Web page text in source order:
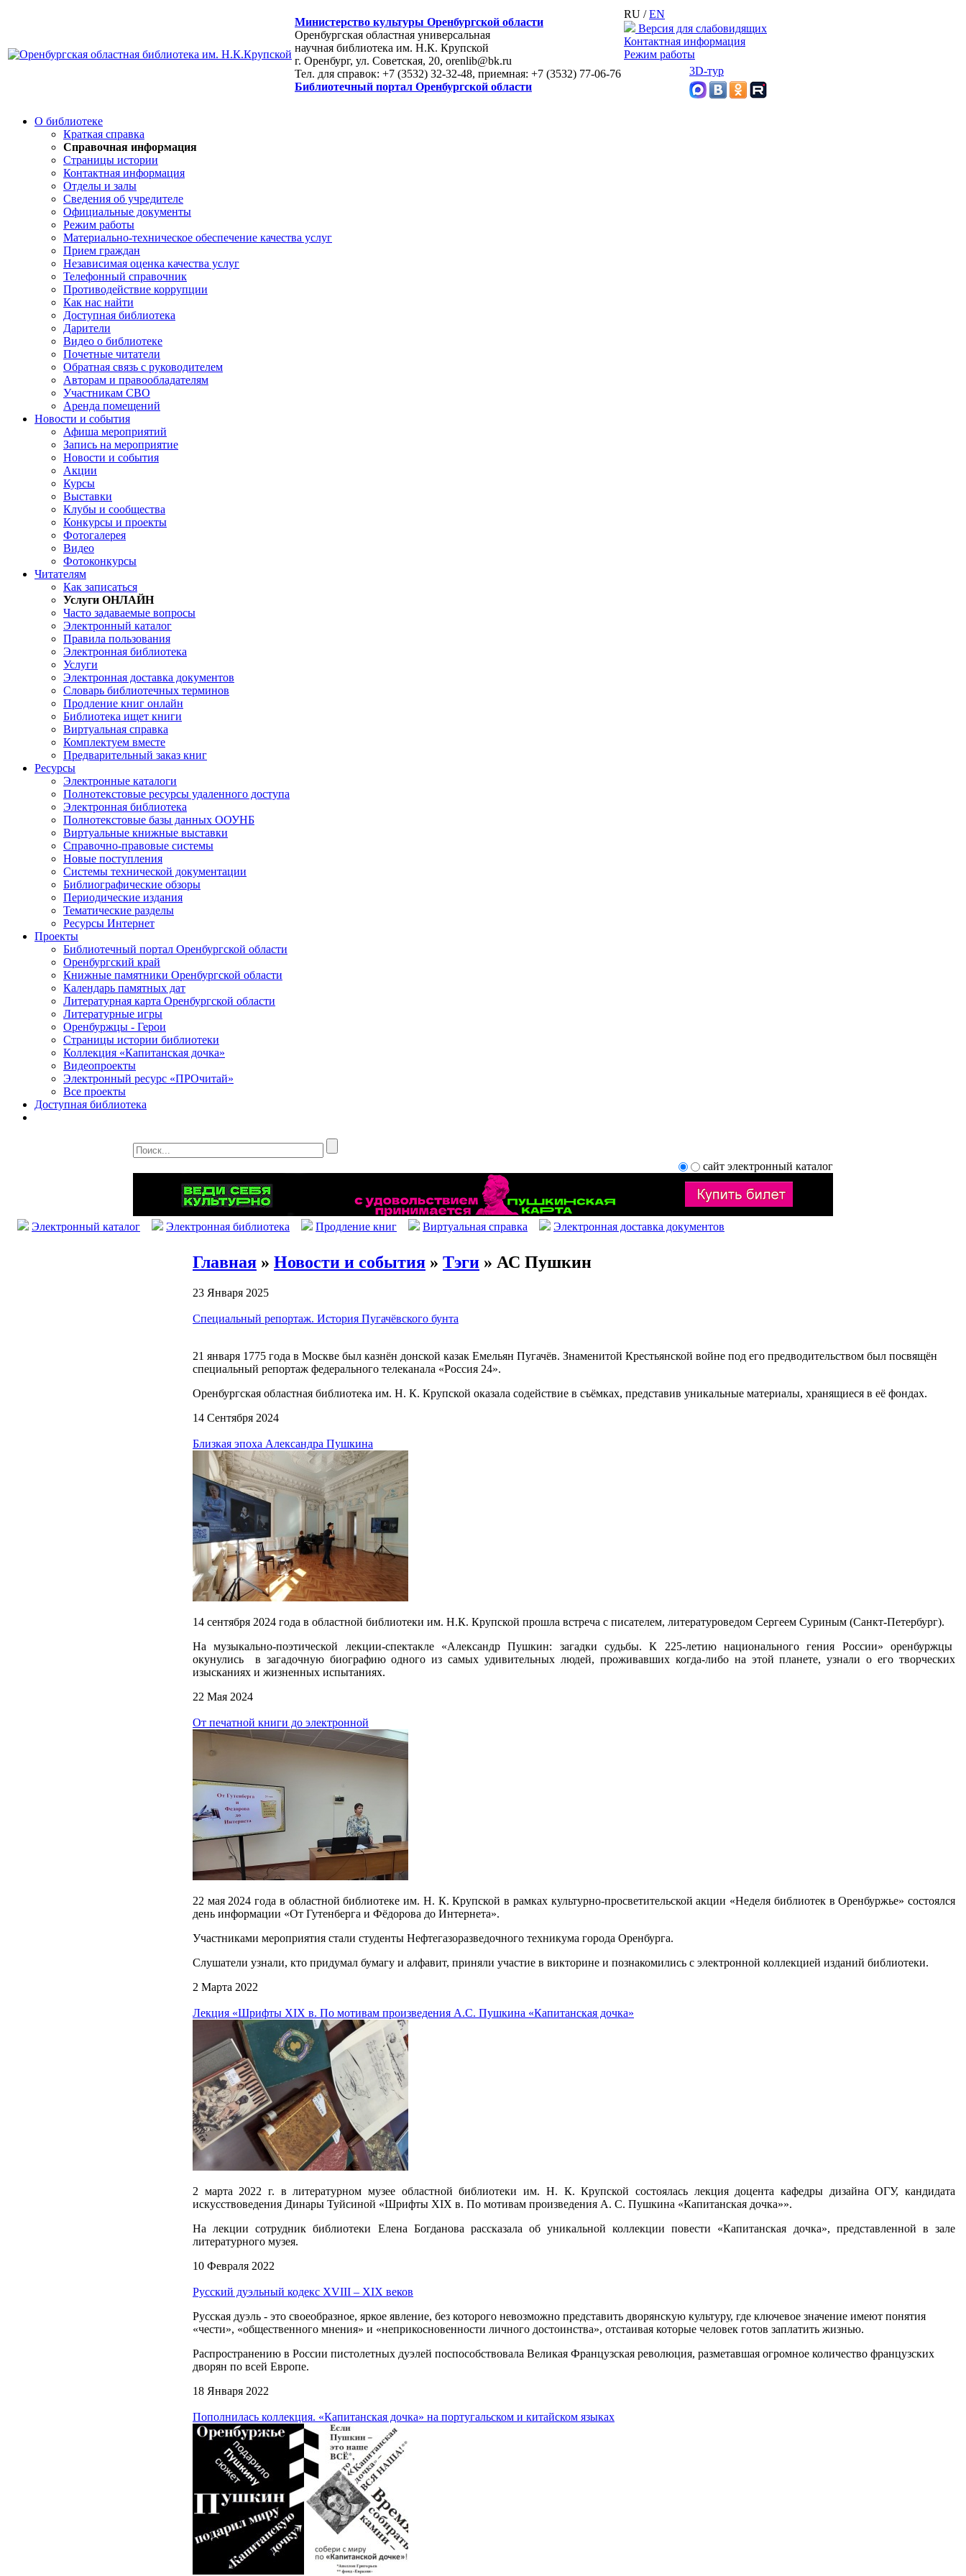
Министерство культуры Оренбургской области
Оренбургская областная универсальная
научная библиотека им. Н.К. Крупской
г. Оренбург, ул. Советская, 20, orenlib@bk.ru
Тел. для справок: +7 (3532) 32-32-48, приемная: +7 (3532) 77-06-76
Библиотечный портал Оренбургской области
RU /EN
Версия для слабовидящих
Контактная информация
Режим работы
3D-тур
О библиотеке
Краткая справка
Справочная информация
Страницы истории
Контактная информация
Отделы и залы
Сведения об учредителе
Официальные документы
Режим работы
Материально-техническое обеспечение качества услуг
Прием граждан
Независимая оценка качества услуг
Телефонный справочник
Противодействие коррупции
Как нас найти
Доступная библиотека
Дарители
Видео о библиотеке
Почетные читатели
Обратная связь с руководителем
Авторам и правообладателям
Участникам СВО
Аренда помещений
Новости и события
Афиша мероприятий
Запись на мероприятие
Новости и события
Акции
Курсы
Выставки
Клубы и сообщества
Конкурсы и проекты
Фотогалерея
Видео
Фотоконкурсы
Читателям
Как записаться
Услуги ОНЛАЙН
Часто задаваемые вопросы
Электронный каталог
Правила пользования
Электронная библиотека
Услуги
Электронная доставка документов
Словарь библиотечных терминов
Продление книг онлайн
Библиотека ищет книги
Виртуальная справка
Комплектуем вместе
Предварительный заказ книг
Ресурсы
Электронные каталоги
Полнотекстовые ресурсы удаленного доступа
Электронная библиотека
Полнотекстовые базы данных ООУНБ
Виртуальные книжные выставки
Справочно-правовые системы
Новые поступления
Cистемы технической документации
Библиографические обзоры
Периодические издания
Тематические разделы
Ресурсы Интернет
Проекты
Библиотечный портал Оренбургской области
Оренбургский край
Книжные памятники Оренбургской области
Календарь памятных дат
Литературная карта Оренбургской области
Литературные игры
Оренбуржцы - Герои
Страницы истории библиотеки
Коллекция «Капитанская дочка»
Видеопроекты
Электронный ресурс «ПРОчитай»
Все проекты
Доступная библиотека
сайт электронный каталог
Электронный каталог Электронная библиотека Продление книг Виртуальная справка Электронная доставка документов
Главная » Новости и события » Тэги » АС Пушкин
23 Января 2025
Специальный репортаж. История Пугачёвского бунта
21 января 1775 года в Москве был казнён донской казак Емельян Пугачёв. Знаменитой Крестьянской войне под его предводительством был посвящён
специальный репортаж федерального телеканала «Россия 24».
Оренбургская областная библиотека им. Н. К. Крупской оказала содействие в съёмках, представив уникальные материалы, хранящиеся в её фондах.
14 Сентября 2024
Близкая эпоха Александра Пушкина
14 сентября 2024 года в областной библиотеки им. Н.К. Крупской прошла встреча с писателем, литературоведом Сергеем Суриным (Санкт-Петербург).
На музыкально-поэтической лекции-спектакле «Александр Пушкин: загадки судьбы. К 225-летию национального гения России» оренбуржцы
окунулись в загадочную биографию одного из самых удивительных людей, проживавших когда-либо на этой планете, узнали о его творческих
изысканиях и жизненных испытаниях.
22 Мая 2024
От печатной книги до электронной
22 мая 2024 года в областной библиотеке им. Н. К. Крупской в рамках культурно-просветительской акции «Неделя библиотек в Оренбуржье» состоялся
день информации «От Гутенберга и Фёдорова до Интернета».
Участниками мероприятия стали студенты Нефтегазоразведочного техникума города Оренбурга.
Слушатели узнали, кто придумал бумагу и алфавит, приняли участие в викторине и познакомились с электронной коллекцией изданий библиотеки.
2 Марта 2022
Лекция «Шрифты XIX в. По мотивам произведения А.С. Пушкина «Капитанская дочка»
2 марта 2022 г. в литературном музее областной библиотеки им. Н. К. Крупской состоялась лекция доцента кафедры дизайна ОГУ, кандидата
искусствоведения Динары Туйсиной «Шрифты XIX в. По мотивам произведения А. С. Пушкина «Капитанская дочка»».
На лекции сотрудник библиотеки Елена Богданова рассказала об уникальной коллекции повести «Капитанская дочка», представленной в зале
литературного музея.
10 Февраля 2022
Русский дуэльный кодекс XVIII – XIX веков
Русская дуэль - это своеобразное, яркое явление, без которого невозможно представить дворянскую культуру, где ключевое значение имеют понятия
«чести», «общественного мнения» и «неприкосновенности личного достоинства», отстаивая которые человек готов заплатить жизнью.
Распространению в России пистолетных дуэлей поспособствовала Великая Французская революция, разметавшая огромное количество французских
дворян по всей Европе.
18 Января 2022
Пополнилась коллекция. «Капитанская дочка» на португальском и китайском языках